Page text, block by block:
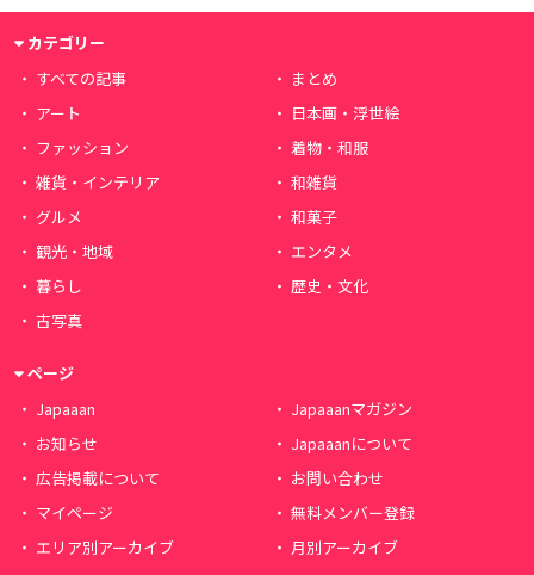
カテゴリー
すべての記事
まとめ
アート
日本画・浮世絵
ファッション
着物・和服
雑貨・インテリア
和雑貨
グルメ
和菓子
観光・地域
エンタメ
暮らし
歴史・文化
古写真
ページ
Japaaan
Japaaanマガジン
お知らせ
Japaaanについて
広告掲載について
お問い合わせ
マイページ
無料メンバー登録
エリア別アーカイブ
月別アーカイブ